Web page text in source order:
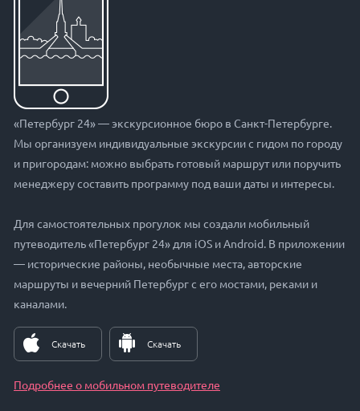
«Петербург 24» — экскурсионное бюро в Санкт-Петербурге.
Мы организуем индивидуальные экскурсии с гидом по городу
и пригородам: можно выбрать готовый маршрут или поручить
менеджеру составить программу под ваши даты и интересы.
Для самостоятельных прогулок мы создали мобильный
путеводитель «Петербург 24» для iOS и Android. В приложении
— исторические районы, необычные места, авторские
маршруты и вечерний Петербург с его мостами, реками и
каналами.
Скачать Скачать
Подробнее о мобильном путеводителе